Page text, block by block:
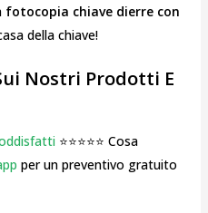
fotocopia chiave dierre con
della chiave!
Nostri Prodotti E
⭐⭐⭐⭐⭐ Cosa
per un preventivo gratuito